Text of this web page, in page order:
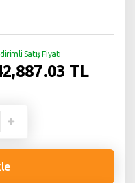
Satış Fiyatı
TL